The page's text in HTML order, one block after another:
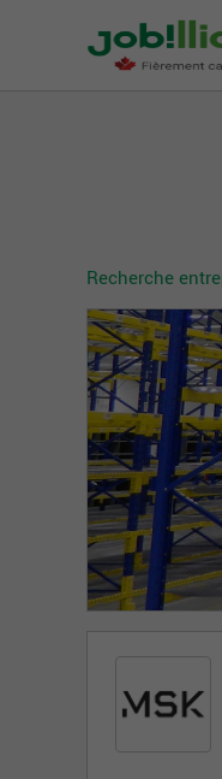
Recherche